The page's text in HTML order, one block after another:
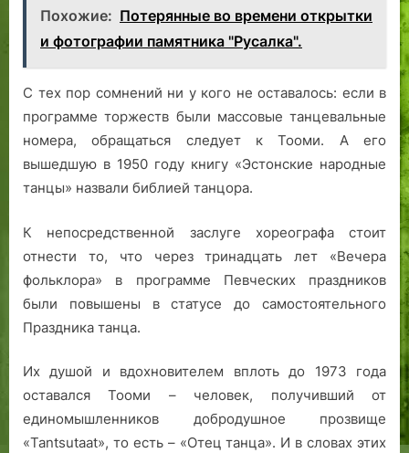
Похожие: Потерянные во времени открытки
и фотографии памятника "Русалка".
С тех пор сомнений ни у кого не оставалось: если в
программе торжеств были массовые танцевальные
номера, обращаться следует к Тооми. А его
вышедшую в 1950 году книгу «Эстонские народные
танцы» назвали библией танцора.
К непосредственной заслуге хореографа стоит
отнести то, что через тринадцать лет «Вечера
фольклора» в программе Певческих праздников
были повышены в статусе до самостоятельного
Праздника танца.
Их душой и вдохновителем вплоть до 1973 года
оставался Тооми – человек, получивший от
единомышленников добродушное прозвище
«Tantsutaat», то есть – «Отец танца». И в словах этих